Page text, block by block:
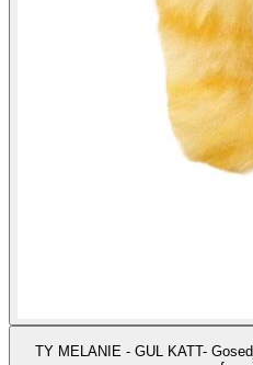
TY MELANIE - GUL KATT-